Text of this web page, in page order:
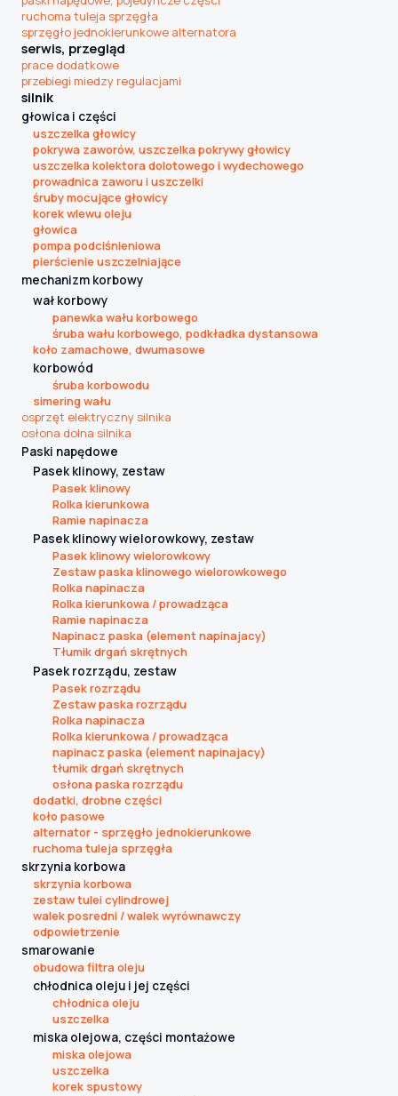
ruchoma tuleja sprzęgła
sprzęgło jednokierunkowe alternatora
serwis, przegląd
prace dodatkowe
przebiegi miedzy regulacjami
silnik
głowica i części
uszczelka głowicy
pokrywa zaworów, uszczelka pokrywy głowicy
uszczelka kolektora dolotowego i wydechowego
prowadnica zaworu i uszczelki
śruby mocujące głowicy
korek wlewu oleju
głowica
pompa podciśnieniowa
pierścienie uszczelniające
mechanizm korbowy
wał korbowy
panewka wału korbowego
śruba wału korbowego, podkładka dystansowa
koło zamachowe, dwumasowe
korbowód
śruba korbowodu
simering wału
osprzęt elektryczny silnika
osłona dolna silnika
Paski napędowe
Pasek klinowy, zestaw
Pasek klinowy
Rolka kierunkowa
Ramie napinacza
Pasek klinowy wielorowkowy, zestaw
Pasek klinowy wielorowkowy
Zestaw paska klinowego wielorowkowego
Rolka napinacza
Rolka kierunkowa / prowadząca
Ramie napinacza
Napinacz paska (element napinajacy)
Tłumik drgań skrętnych
Pasek rozrządu, zestaw
Pasek rozrządu
Zestaw paska rozrządu
Rolka napinacza
Rolka kierunkowa / prowadząca
napinacz paska (element napinajacy)
tłumik drgań skrętnych
osłona paska rozrządu
dodatki, drobne części
koło pasowe
alternator - sprzęgło jednokierunkowe
ruchoma tuleja sprzęgła
skrzynia korbowa
skrzynia korbowa
zestaw tulei cylindrowej
walek posredni / walek wyrównawczy
odpowietrzenie
smarowanie
obudowa filtra oleju
chłodnica oleju i jej części
chłodnica oleju
uszczelka
miska olejowa, części montażowe
miska olejowa
uszczelka
korek spustowy